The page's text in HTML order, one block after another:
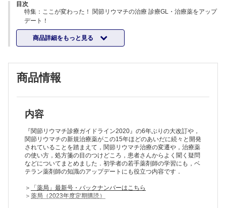
目次
特集：ここが変わった！ 関節リウマチの治療 診療GL・治療薬をアップ
デート！
特集にあたって（田中 良哉）
情報のアップデートできてる？ あらためて関節リウマチ治療を学び直
す
とき（川人 豊）
抗リウマチ薬の使いかた，リウマチ処方箋の目のつけどころ
・もう一度整理する！ 生物学的治療薬，分子標的治療薬の作用と薬学
管理（小林 俊介 ほか）
・もう一度整理する！ 補助的治療の目的と薬学管理（小林 俊介 ほ
か）
・副作用・合併症対策！ 薬剤師のための検査値の読みかた・活かしか
た（田村 直人）
・リフィル処方箋の対象になるリウマチ処方，ならないリウマチ処方
（平林 泰彦）
・コラム：ジョイクル ®関節注に安全性速報発出（小嶋 俊久）
・コラム：日本で初めてのMTX注射製剤であるメトジェクト ®皮下注シ
商品詳細をもっと見る
商品情報
内容
『関節リウマチ診療ガイドライン2020』の6年ぶりの大改訂や，
関節リウマチの新規治療薬がこの15年ほどのあいだに続々と開発
されていることを踏まえて，関節リウマチ治療の変遷や，治療薬
の使い方，処方箋の目のつけどころ，患者さんからよく聞く疑問
などについてまとめました．初学者の若手薬剤師の学習にも，ベ
テラン薬剤師の知識のアップデートにも役立つ内容です．
＞
「薬局」最新号・バックナンバーはこちら
＞ 薬局（2023年度定期購読）